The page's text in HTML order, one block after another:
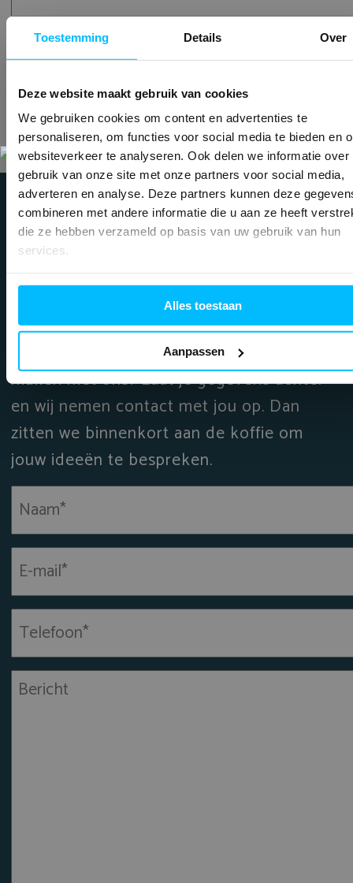
Toestemming Details Over
Deze website maakt gebruik van cookies
We gebruiken cookies om content en advertenties te
personaliseren, om functies voor social media te bieden en
websiteverkeer te analyseren. Ook delen we informatie over
gebruik van onze site met onze partners voor social media,
adverteren en analyse. Deze partners kunnen deze
combineren met andere informatie die u aan ze heeft
die ze hebben verzameld op basis van uw gebruik van hun
services.
Alles toestaan
Aanpassen
Verzenden
Kom een kop koffie
drinken!
Wil je meer weten over atoom13 of kennis
maken met ons? Laat je gegevens achter
en wij nemen contact met jou op. Dan
zitten we binnenkort aan de koffie om
jouw ideeën te bespreken.
mailadres
(Vereist)
Bericht